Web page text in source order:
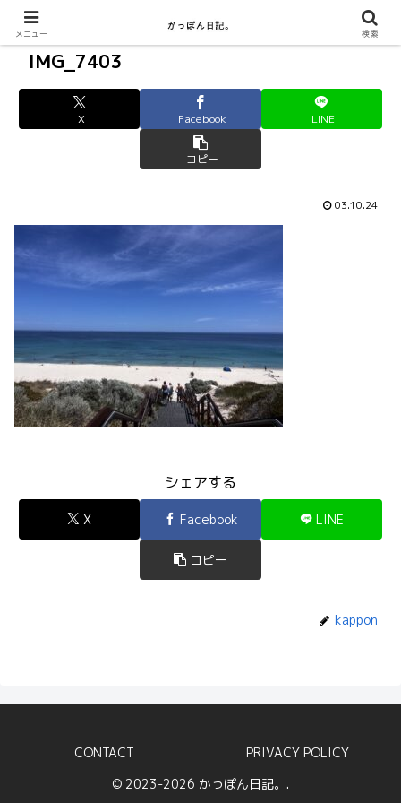
IMG_7403
X Facebook LINE
コピー
03.10.24
シェアする
X Facebook LINE
コピー
kappon
CONTACT
PRIVACY POLICY
© 2023-2026 かっぽん日記。.
メニュー 検索